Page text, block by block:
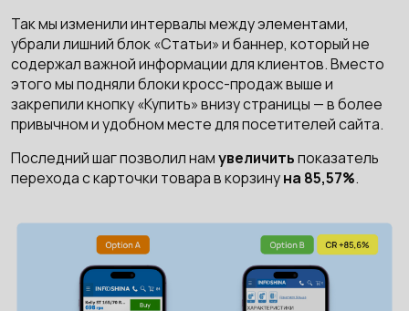
Так мы изменили интервалы между элементами,
убрали лишний блок «Статьи» и баннер, который не
содержал важной информации для клиентов. Вместо
этого мы подняли блоки кросс-продаж выше и
закрепили кнопку «Купить» внизу страницы — в более
привычном и удобном месте для посетителей сайта.
Последний шаг позволил намувеличитьпоказатель
перехода с карточки товара в корзинуна 85,57%.